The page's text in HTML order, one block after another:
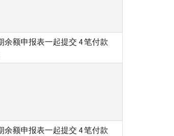
余额申报表一起提交 4 笔付款
余额申报表一起提交 4 笔付款